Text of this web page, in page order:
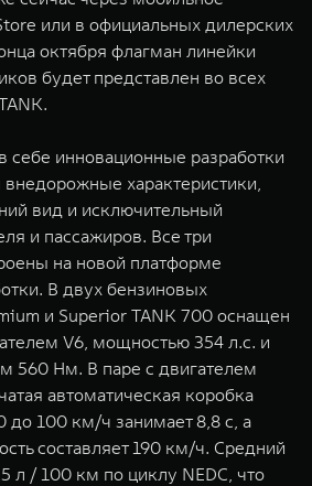
WEY 80
Масштаб
от 8 099
или в официальных дилерских
октября флагман линейки
будет представлен во всех
себе инновационные разработки
характеристики,
вид и исключительный
и пассажиров. Все три
на новой платформе
В двух бензиновых
и Superior TANK 700 оснащен
V6, мощностью 354 л.с. и
560 Нм. В паре с двигателем
автоматическая коробка
до 100 км/ч занимает 8,8 с, а
составляет 190 км/ч. Средний
л / 100 км по циклу NEDC, что